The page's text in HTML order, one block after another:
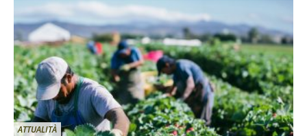
ATTUALITÀ